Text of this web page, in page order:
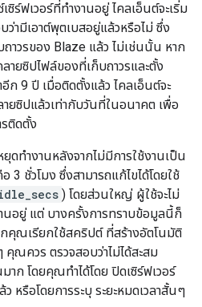
ร์ฟเวอร์ที่ทำงานอยู่ ไคลเอ็นต์จะเริ่ม
ามีเอาต์พุตเบสอยู่แล้วหรือไม่ ซึ่ง
ถาวรของ Blaze แล้ว ไม่เช่นนั้น หาก
ายซิปไฟล์ของที่เก็บถาวรและตั้ง
ก 9 ปี เมื่อติดตั้งแล้ว ไคลเอ็นต์จะ
ยซิปแล้วเท่ากับวันที่ในอนาคต เพื่อ
ติดตั้ง
ยุดทำงานหลังจากไม่มีการใช้งานเป็น
3 ชั่วโมง ซึ่งสามารถแก้ไขได้โดยใช้
) โดยส่วนใหญ่ ผู้ใช้จะไม่
นอยู่ แต่ บางครั้งการทราบข้อมูลนี้ก็
กคุณเรียกใช้สคริปต์ ที่สร้างอัตโนมัติ
คุณควร ตรวจสอบว่าไม่ได้สะสม
มาก โดยคุณทำได้โดย ปิดเซิร์ฟเวอร์
หรือโดยการระบุ ระยะหมดเวลาสั้นๆ